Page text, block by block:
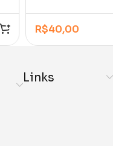
R$40,00
Links